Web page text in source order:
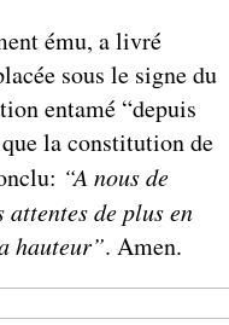
ému, a livré
sous le signe du
entamé “depuis
la constitution de
“A nous de
de plus en
hauteur”. Amen.